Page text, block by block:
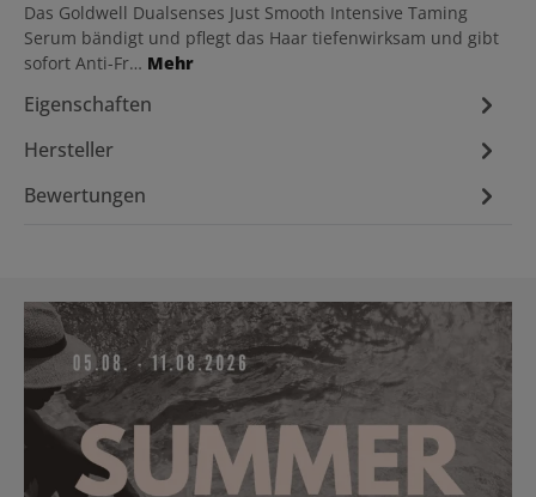
Das Goldwell Dualsenses Just Smooth Intensive Taming
Serum bändigt und pflegt das Haar tiefenwirksam und gibt
sofort Anti-Fr… Mehr
Eigenschaften
Hersteller
Bewertungen